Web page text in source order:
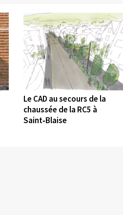
©
Le CAD au secours de la
chaussée de la RC5 à
Saint‑Blaise